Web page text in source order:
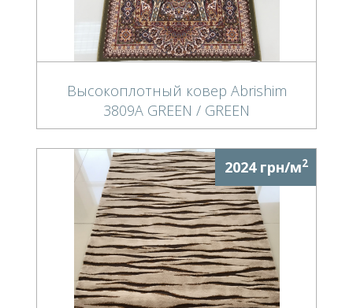
Высокоплотный ковер Abrishim
3809A GREEN / GREEN
2024 грн/м2